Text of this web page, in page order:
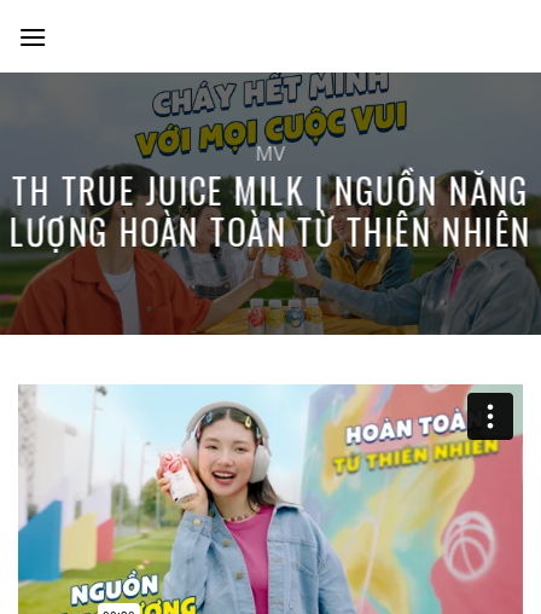
content
MV
TH TRUE JUICE MILK | NGUỒN NĂNG
LƯỢNG HOÀN TOÀN TỪ THIÊN NHIÊN